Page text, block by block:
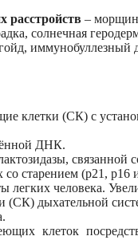
расстройств –
солнечная
иммунобуллезный
клетки (СК) с
ДНК.
связанной
старением (р21, р16
человека.
дыхательной
клеток